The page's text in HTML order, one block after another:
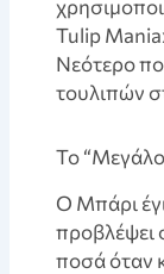
Tulip
Νεότερο
τουλιπών
Το
Ο Μπάρι
προβλέψει
ποσά όταν